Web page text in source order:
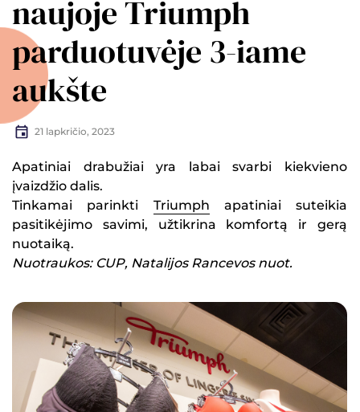
naujoje Triumph
parduotuvėje 3-iame
aukšte
21 lapkričio, 2023
Apatiniai drabužiai yra labai svarbi kiekvieno
įvaizdžio dalis.
Tinkamai parinkti Triumph apatiniai suteikia
pasitikėjimo savimi, užtikrina komfortą ir gerą
nuotaiką.
Nuotraukos: CUP, Natalijos Rancevos nuot.